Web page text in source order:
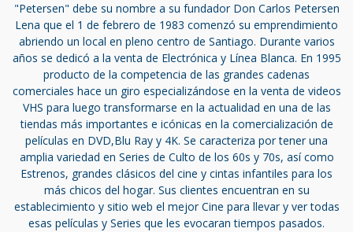
"Petersen" debe su nombre a su fundador Don Carlos Petersen
Lena que el 1 de febrero de 1983 comenzó su emprendimiento
abriendo un local en pleno centro de Santiago. Durante varios
años se dedicó a la venta de Electrónica y Línea Blanca. En 1995
producto de la competencia de las grandes cadenas
comerciales hace un giro especializándose en la venta de videos
VHS para luego transformarse en la actualidad en una de las
tiendas más importantes e icónicas en la comercialización de
películas en DVD,Blu Ray y 4K. Se caracteriza por tener una
amplia variedad en Series de Culto de los 60s y 70s, así como
Estrenos, grandes clásicos del cine y cintas infantiles para los
más chicos del hogar. Sus clientes encuentran en su
establecimiento y sitio web el mejor Cine para llevar y ver todas
esas películas y Series que les evocaran tiempos pasados.